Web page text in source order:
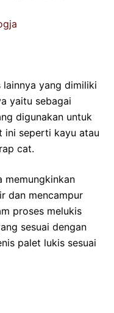
lainnya yang dimiliki
yaitu sebagai
digunakan untuk
ini seperti kayu atau
cat.
memungkinkan
dan mencampur
proses melukis
sesuai dengan
palet lukis sesuai